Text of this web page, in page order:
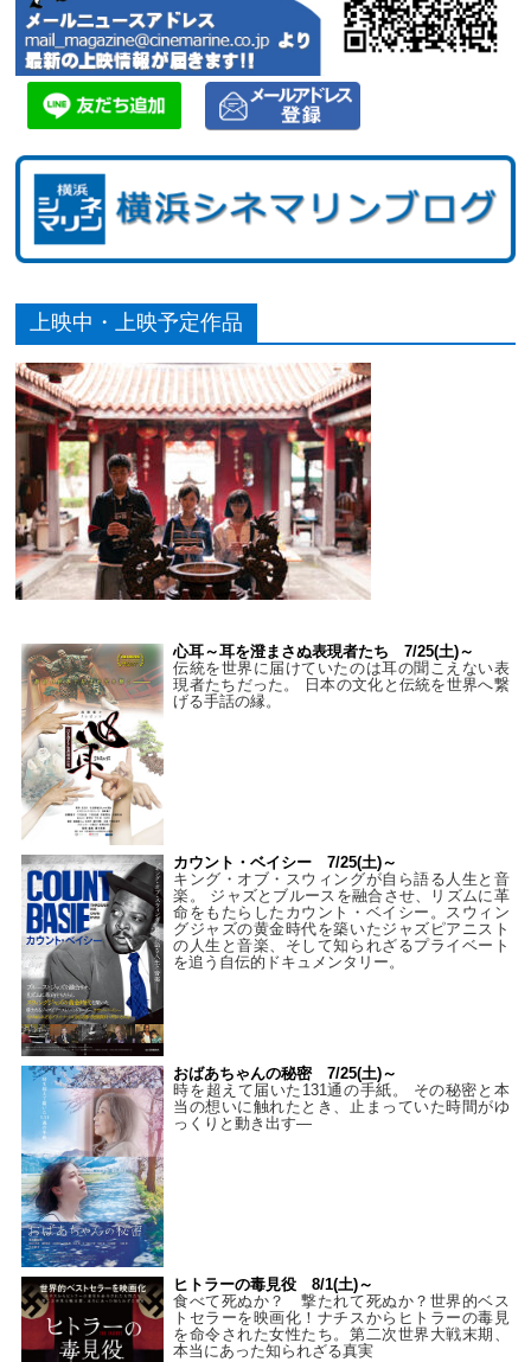
上映中・上映予定作品
心耳～耳を澄まさぬ表現者たち 7/25(土)～
伝統を世界に届けていたのは耳の聞こえない表
現者たちだった。 日本の文化と伝統を世界へ繋
げる手話の縁。
カウント・ベイシー 7/25(土)～
キング・オブ・スウィングが自ら語る人生と音
楽。 ジャズとブルースを融合させ、リズムに革
命をもたらしたカウント・ベイシー。スウィン
グジャズの黄金時代を築いたジャズピアニスト
の人生と音楽、そして知られざるプライベート
を追う自伝的ドキュメンタリー。
おばあちゃんの秘密 7/25(土)～
時を超えて届いた131通の手紙。 その秘密と本
当の想いに触れたとき、止まっていた時間がゆ
っくりと動き出す―
ヒトラーの毒見役 8/1(土)～
食べて死ぬか？ 撃たれて死ぬか？世界的ベス
トセラーを映画化！ナチスからヒトラーの毒見
を命令された女性たち。第二次世界大戦末期、
本当にあった知られざる真実